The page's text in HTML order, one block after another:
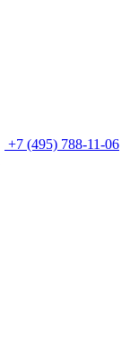
+7 (495) 788-11-06